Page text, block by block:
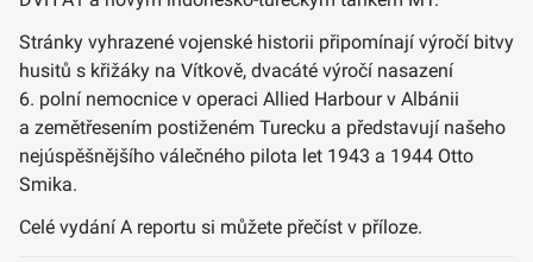
Stránky vyhrazené vojenské historii připomínají výročí bitvy
husitů s křižáky na Vítkově, dvacáté výročí nasazení
6. polní nemocnice v operaci Allied Harbour v Albánii
a zemětřesením postiženém Turecku a představují našeho
nejúspěšnějšího válečného pilota let 1943 a 1944 Otto
Smika.
Celé vydání A reportu si můžete přečíst v příloze.